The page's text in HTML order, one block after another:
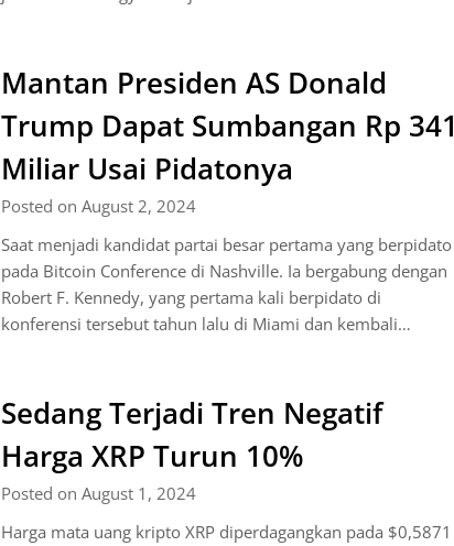
Mantan Presiden AS Donald
Trump Dapat Sumbangan Rp 341
Miliar Usai Pidatonya
Posted on August 2, 2024
Saat menjadi kandidat partai besar pertama yang berpidato
pada Bitcoin Conference di Nashville. Ia bergabung dengan
Robert F. Kennedy, yang pertama kali berpidato di
konferensi tersebut tahun lalu di Miami dan kembali…
Sedang Terjadi Tren Negatif
Harga XRP Turun 10%
Posted on August 1, 2024
Harga mata uang kripto XRP diperdagangkan pada $0,5871